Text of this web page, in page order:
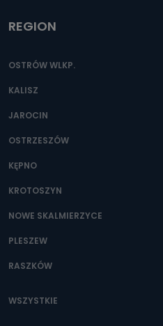
REGION
OSTRÓW WLKP.
KALISZ
JAROCIN
OSTRZESZÓW
KĘPNO
KROTOSZYN
NOWE SKALMIERZYCE
PLESZEW
RASZKÓW
WSZYSTKIE